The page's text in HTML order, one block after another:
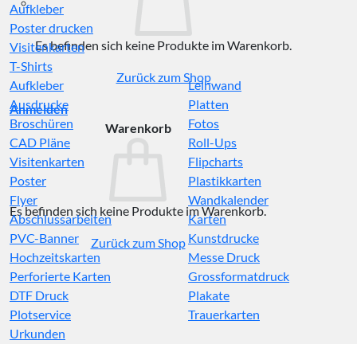
Es befinden sich keine Produkte im Warenkorb.
Zurück zum Shop
Anmelden
Warenkorb
Es befinden sich keine Produkte im Warenkorb.
Zurück zum Shop
Aufkleber
Poster drucken
Visitenkarten
T-Shirts
Aufkleber
Ausdrucke
Broschüren
CAD Pläne
Visitenkarten
Poster
Flyer
Abschlussarbeiten
PVC-Banner
Hochzeitskarten
Perforierte Karten
DTF Druck
Plotservice
Leinwand
Platten
Fotos
Roll-Ups
Flipcharts
Plastikkarten
Wandkalender
Karten
Kunstdrucke
Messe Druck
Grossformatdruck
Plakate
Trauerkarten
Urkunden